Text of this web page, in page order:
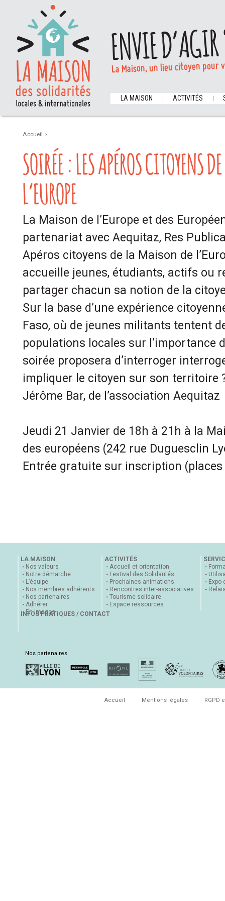
ENVIE
La Maison, un lieu citoyen
LA MAISON ACTIVITÉS
Accueil >
SOIRÉE : LES APÉROS CITOYENS
L’EUROPE
La Maison de l’Europe et des
partenariat avec Aequitaz, Res
Apéros citoyens de la Maison de
accueille jeunes, étudiants, actifs ou
partager chacun sa notion de la
Sur la base d’une expérience
Faso, où de jeunes militants tentent
populations locales sur l’importance
soirée proposera d’interroger
impliquer le citoyen sur son territoire
Jérôme Bar, de l’association Aequitaz
Jeudi 21 Janvier de 18h à 21h à la
des européens (242 rue Duguesclin
Entrée gratuite sur inscription
LA MAISON
Nos valeurs
Notre démarche
L’équipe
Nos membres adhérents
Nos partenaires
Adhérer
En images
ACTIVITÉS
Accueil et orientation
Festival des Solidarités
Prochaines animations
Rencontres inter-associatives
Tourisme solidaire
Espace ressources
Expo
INFOS PRATIQUES / CONTACT
Nos partenaires
Accueil Mentions légales RGPD